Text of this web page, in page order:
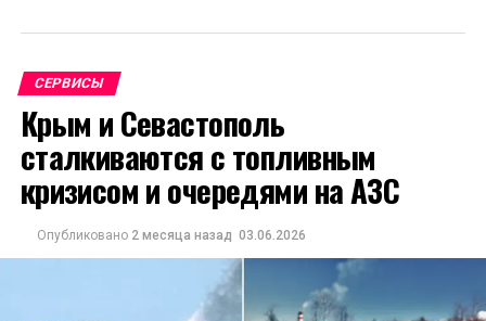
СЕРВИСЫ
Крым и Севастополь
сталкиваются с топливным
кризисом и очередями на АЗС
Опубликовано 2 месяца назад 03.06.2026